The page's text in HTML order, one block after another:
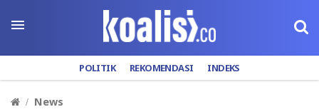
POLITIK REKOMENDASI INDEKS
News